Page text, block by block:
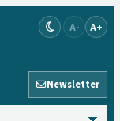
A- A+
Newsletter